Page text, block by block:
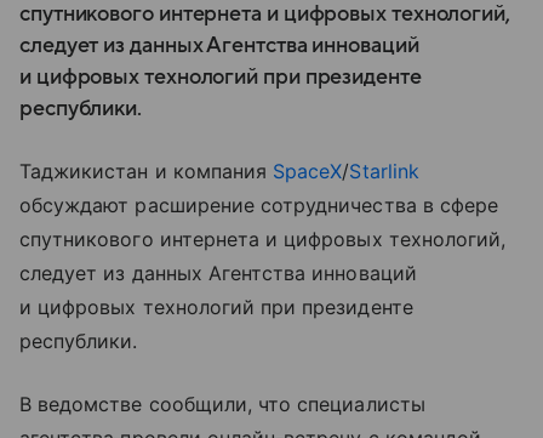
спутникового интернета и цифровых технологий,
следует из данных Агентства инноваций
и цифровых технологий при президенте
республики.
Таджикистан и компания SpaceX/Starlink
обсуждают расширение сотрудничества в сфере
спутникового интернета и цифровых технологий,
следует из данных Агентства инноваций
и цифровых технологий при президенте
республики.
В ведомстве сообщили, что специалисты